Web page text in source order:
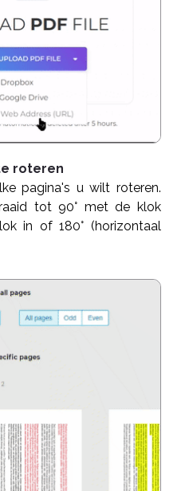
roteren
pagina's u wilt roteren.
tot 90° met de klok
in of 180° (horizontaal